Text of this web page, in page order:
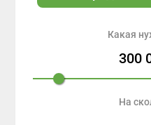
Какая
300
На